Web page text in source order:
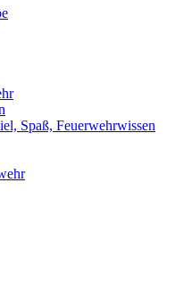
Spaß, Feuerwehrwissen